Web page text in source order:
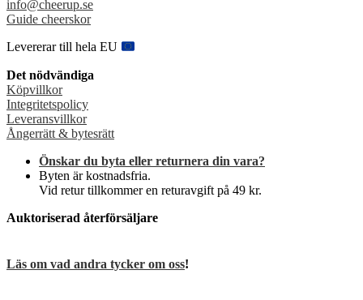
info@cheerup.se
Guide cheerskor
Levererar till hela EU
Det nödvändiga
Köpvillkor
Integritetspolicy
Leveransvillkor
Ångerrätt & bytesrätt
Önskar du byta eller returnera din vara?
Byten är kostnadsfria.
Vid retur tillkommer en returavgift på 49 kr.
Auktoriserad återförsäljare
Läs om vad andra tycker om oss!